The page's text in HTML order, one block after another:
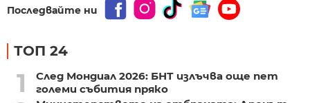
Последвайте ни
ТОП 24
1
След Мондиал 2026: БНТ излъчва още пет
големи събития пряко